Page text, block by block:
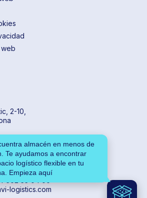
2-10,
de Ribes,
00
602 55 04 00
logistics.com
almacén en menos de
Te ayudamos a encontrar
logístico flexible en tu
Empieza aquí